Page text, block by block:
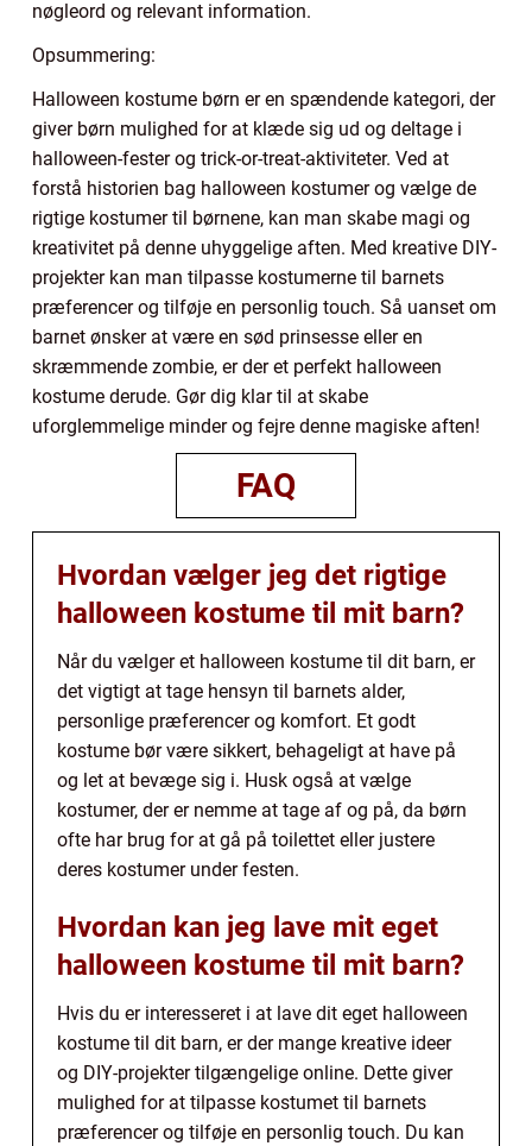
nøgleord og relevant information.
Opsummering:
Halloween kostume børn er en spændende kategori, der
giver børn mulighed for at klæde sig ud og deltage i
halloween-fester og trick-or-treat-aktiviteter. Ved at
forstå historien bag halloween kostumer og vælge de
rigtige kostumer til børnene, kan man skabe magi og
kreativitet på denne uhyggelige aften. Med kreative DIY-
projekter kan man tilpasse kostumerne til barnets
præferencer og tilføje en personlig touch. Så uanset om
barnet ønsker at være en sød prinsesse eller en
skræmmende zombie, er der et perfekt halloween
kostume derude. Gør dig klar til at skabe
uforglemmelige minder og fejre denne magiske aften!
FAQ
Hvordan vælger jeg det rigtige
halloween kostume til mit barn?
Når du vælger et halloween kostume til dit barn, er
det vigtigt at tage hensyn til barnets alder,
personlige præferencer og komfort. Et godt
kostume bør være sikkert, behageligt at have på
og let at bevæge sig i. Husk også at vælge
kostumer, der er nemme at tage af og på, da børn
ofte har brug for at gå på toilettet eller justere
deres kostumer under festen.
Hvordan kan jeg lave mit eget
halloween kostume til mit barn?
Hvis du er interesseret i at lave dit eget halloween
kostume til dit barn, er der mange kreative ideer
og DIY-projekter tilgængelige online. Dette giver
mulighed for at tilpasse kostumet til barnets
præferencer og tilføje en personlig touch. Du kan